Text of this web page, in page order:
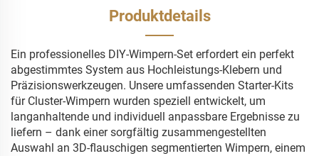
Produktdetails
Ein professionelles DIY-Wimpern-Set erfordert ein perfekt
abgestimmtes System aus Hochleistungs-Klebern und
Präzisionswerkzeugen. Unsere umfassenden Starter-Kits
für Cluster-Wimpern wurden speziell entwickelt, um
langanhaltende und individuell anpassbare Ergebnisse zu
liefern – dank einer sorgfältig zusammengestellten
Auswahl an 3D-flauschigen segmentierten Wimpern, einem